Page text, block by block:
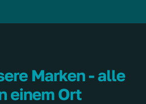
Marken - alle
einem Ort